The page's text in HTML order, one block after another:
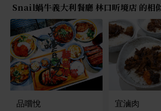
Snail蝸牛義大利餐廳 林口昕境店 的相
品嚐悅 宜滷肉